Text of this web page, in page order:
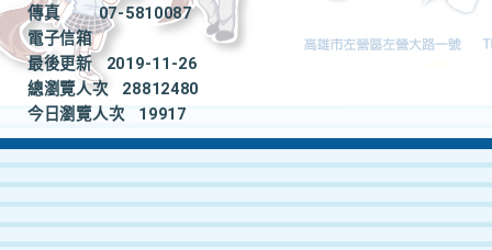
傳真
07-5810087
電子信箱
最後更新
2019-11-26
總瀏覽人次
28812480
今日瀏覽人次
19917